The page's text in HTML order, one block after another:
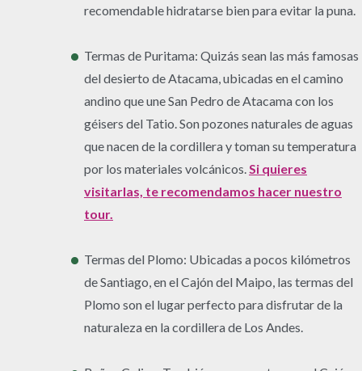
recomendable hidratarse bien para evitar la puna.
Termas de Puritama: Quizás sean las más famosas
del desierto de Atacama, ubicadas en el camino
andino que une San Pedro de Atacama con los
géisers del Tatio. Son pozones naturales de aguas
que nacen de la cordillera y toman su temperatura
por los materiales volcánicos. Si quieres
visitarlas, te recomendamos hacer nuestro
tour.
Termas del Plomo: Ubicadas a pocos kilómetros
de Santiago, en el Cajón del Maipo, las termas del
Plomo son el lugar perfecto para disfrutar de la
naturaleza en la cordillera de Los Andes.